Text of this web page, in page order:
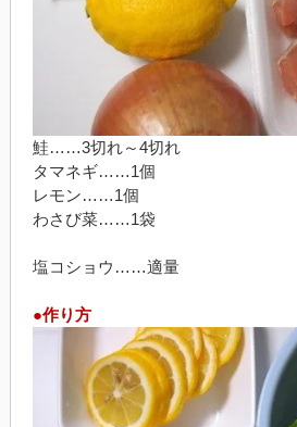
鮭……3切れ～4切れ
タマネギ……1個
レモン……1個
わさび菜……1袋
塩コショウ……適量
●作り方